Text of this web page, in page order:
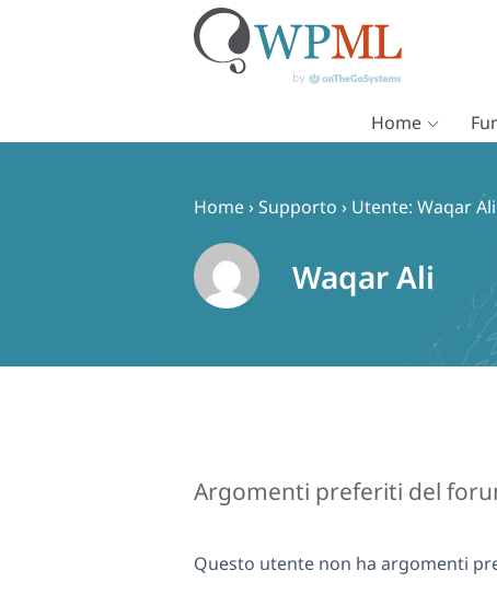
Home
Home›Supporto › Utente: Waqar Ali
Waqar Ali
Argomenti preferiti del
Questo utente non ha argomenti